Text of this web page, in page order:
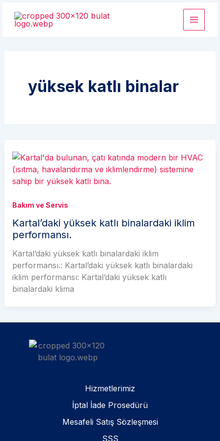
yüksek katlı binalar
Bakım ve Servis
Kartal’daki yüksek katlı binalardaki iklim
performansı.
Kartal’daki yüksek katlı binalardaki iklim
performansı.: Kartal’daki yüksek katlı binalardaki
iklim performansı: Kartal’daki yüksek katlı
binalardaki klima
Hizmetlerimiz
İptal İade Prosedürü
Mesafeli Satış Sözleşmesi
SSS